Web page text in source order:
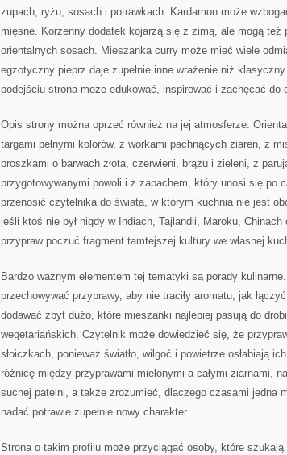
zupach, ryżu, sosach i potrawkach. Kardamon może
mięsne. Korzenny dodatek kojarzą się z zimą, ale mogą też
orientalnych sosach. Mieszanka curry może mieć wiele
egzotyczny pieprz daje zupełnie inne wrażenie niż
podejściu strona może edukować, inspirować i zachęcać do
Opis strony można oprzeć również na jej atmosferze.
targami pełnymi kolorów, z workami pachnących ziaren, z
proszkami o barwach złota, czerwieni, brązu i zieleni, z
przygotowywanymi powoli i z zapachem, który unosi się po
przenosić czytelnika do świata, w którym kuchnia nie jest
jeśli ktoś nie był nigdy w Indiach, Tajlandii, Maroku,
przypraw poczuć fragment tamtejszej kultury we własnej
Bardzo ważnym elementem tej tematyki są porady
przechowywać przyprawy, aby nie traciły aromatu, jak
dodawać zbyt dużo, które mieszanki najlepiej pasują do
wegetariańskich. Czytelnik może dowiedzieć się, że
słoiczkach, ponieważ światło, wilgoć i powietrze osłabiają
różnicę między przyprawami mielonymi a całymi ziarnami,
suchej patelni, a także zrozumieć, dlaczego czasami jedna
nadać potrawie zupełnie nowy charakter.
Strona o takim profilu może przyciągać osoby, które